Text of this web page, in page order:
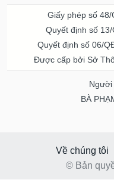
Giấy phép số
Quyết định số
Quyết định số 06/
Được cấp bởi Sở
Người
BÀ
Về chúng tôi
© Bản